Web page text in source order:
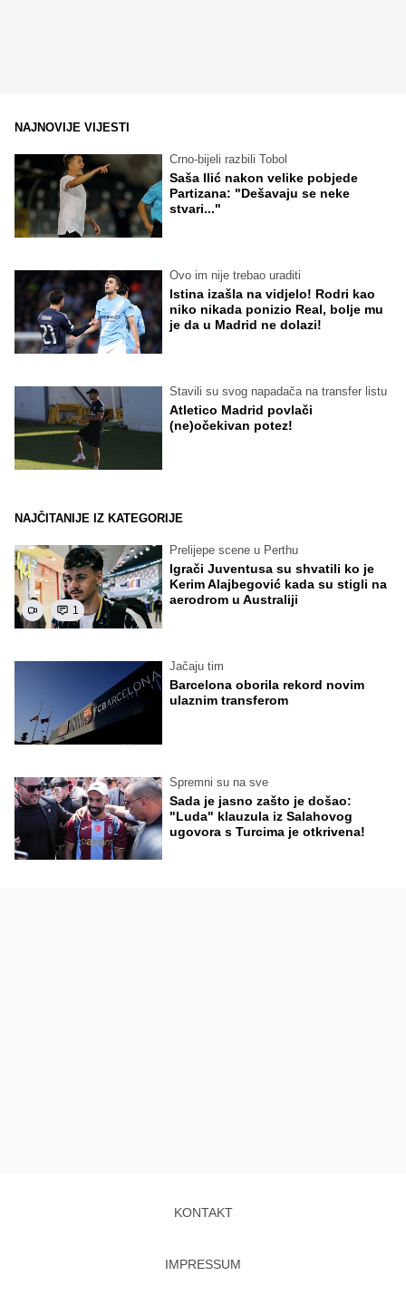
NAJNOVIJE VIJESTI
Crno-bijeli razbili Tobol
Saša Ilić nakon velike pobjede
Partizana: "Dešavaju se neke
stvari..."
Ovo im nije trebao uraditi
Istina izašla na vidjelo! Rodri kao
niko nikada ponizio Real, bolje mu
je da u Madrid ne dolazi!
Stavili su svog napadača na transfer listu
Atletico Madrid povlači
(ne)očekivan potez!
NAJČITANIJE IZ KATEGORIJE
1
Prelijepe scene u Perthu
Igrači Juventusa su shvatili ko je
Kerim Alajbegović kada su stigli na
aerodrom u Australiji
Jačaju tim
Barcelona oborila rekord novim
ulaznim transferom
Spremni su na sve
Sada je jasno zašto je došao:
"Luda" klauzula iz Salahovog
ugovora s Turcima je otkrivena!
KONTAKT
IMPRESSUM